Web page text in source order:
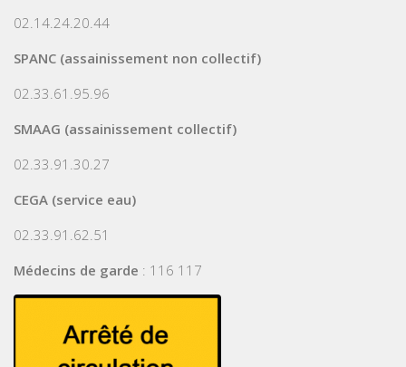
02.14.24.20.44
SPANC (assainissement non collectif)
02.33.61.95.96
SMAAG (assainissement collectif)
02.33.91.30.27
CEGA (service eau)
02.33.91.62.51
Médecins de garde : 116 117